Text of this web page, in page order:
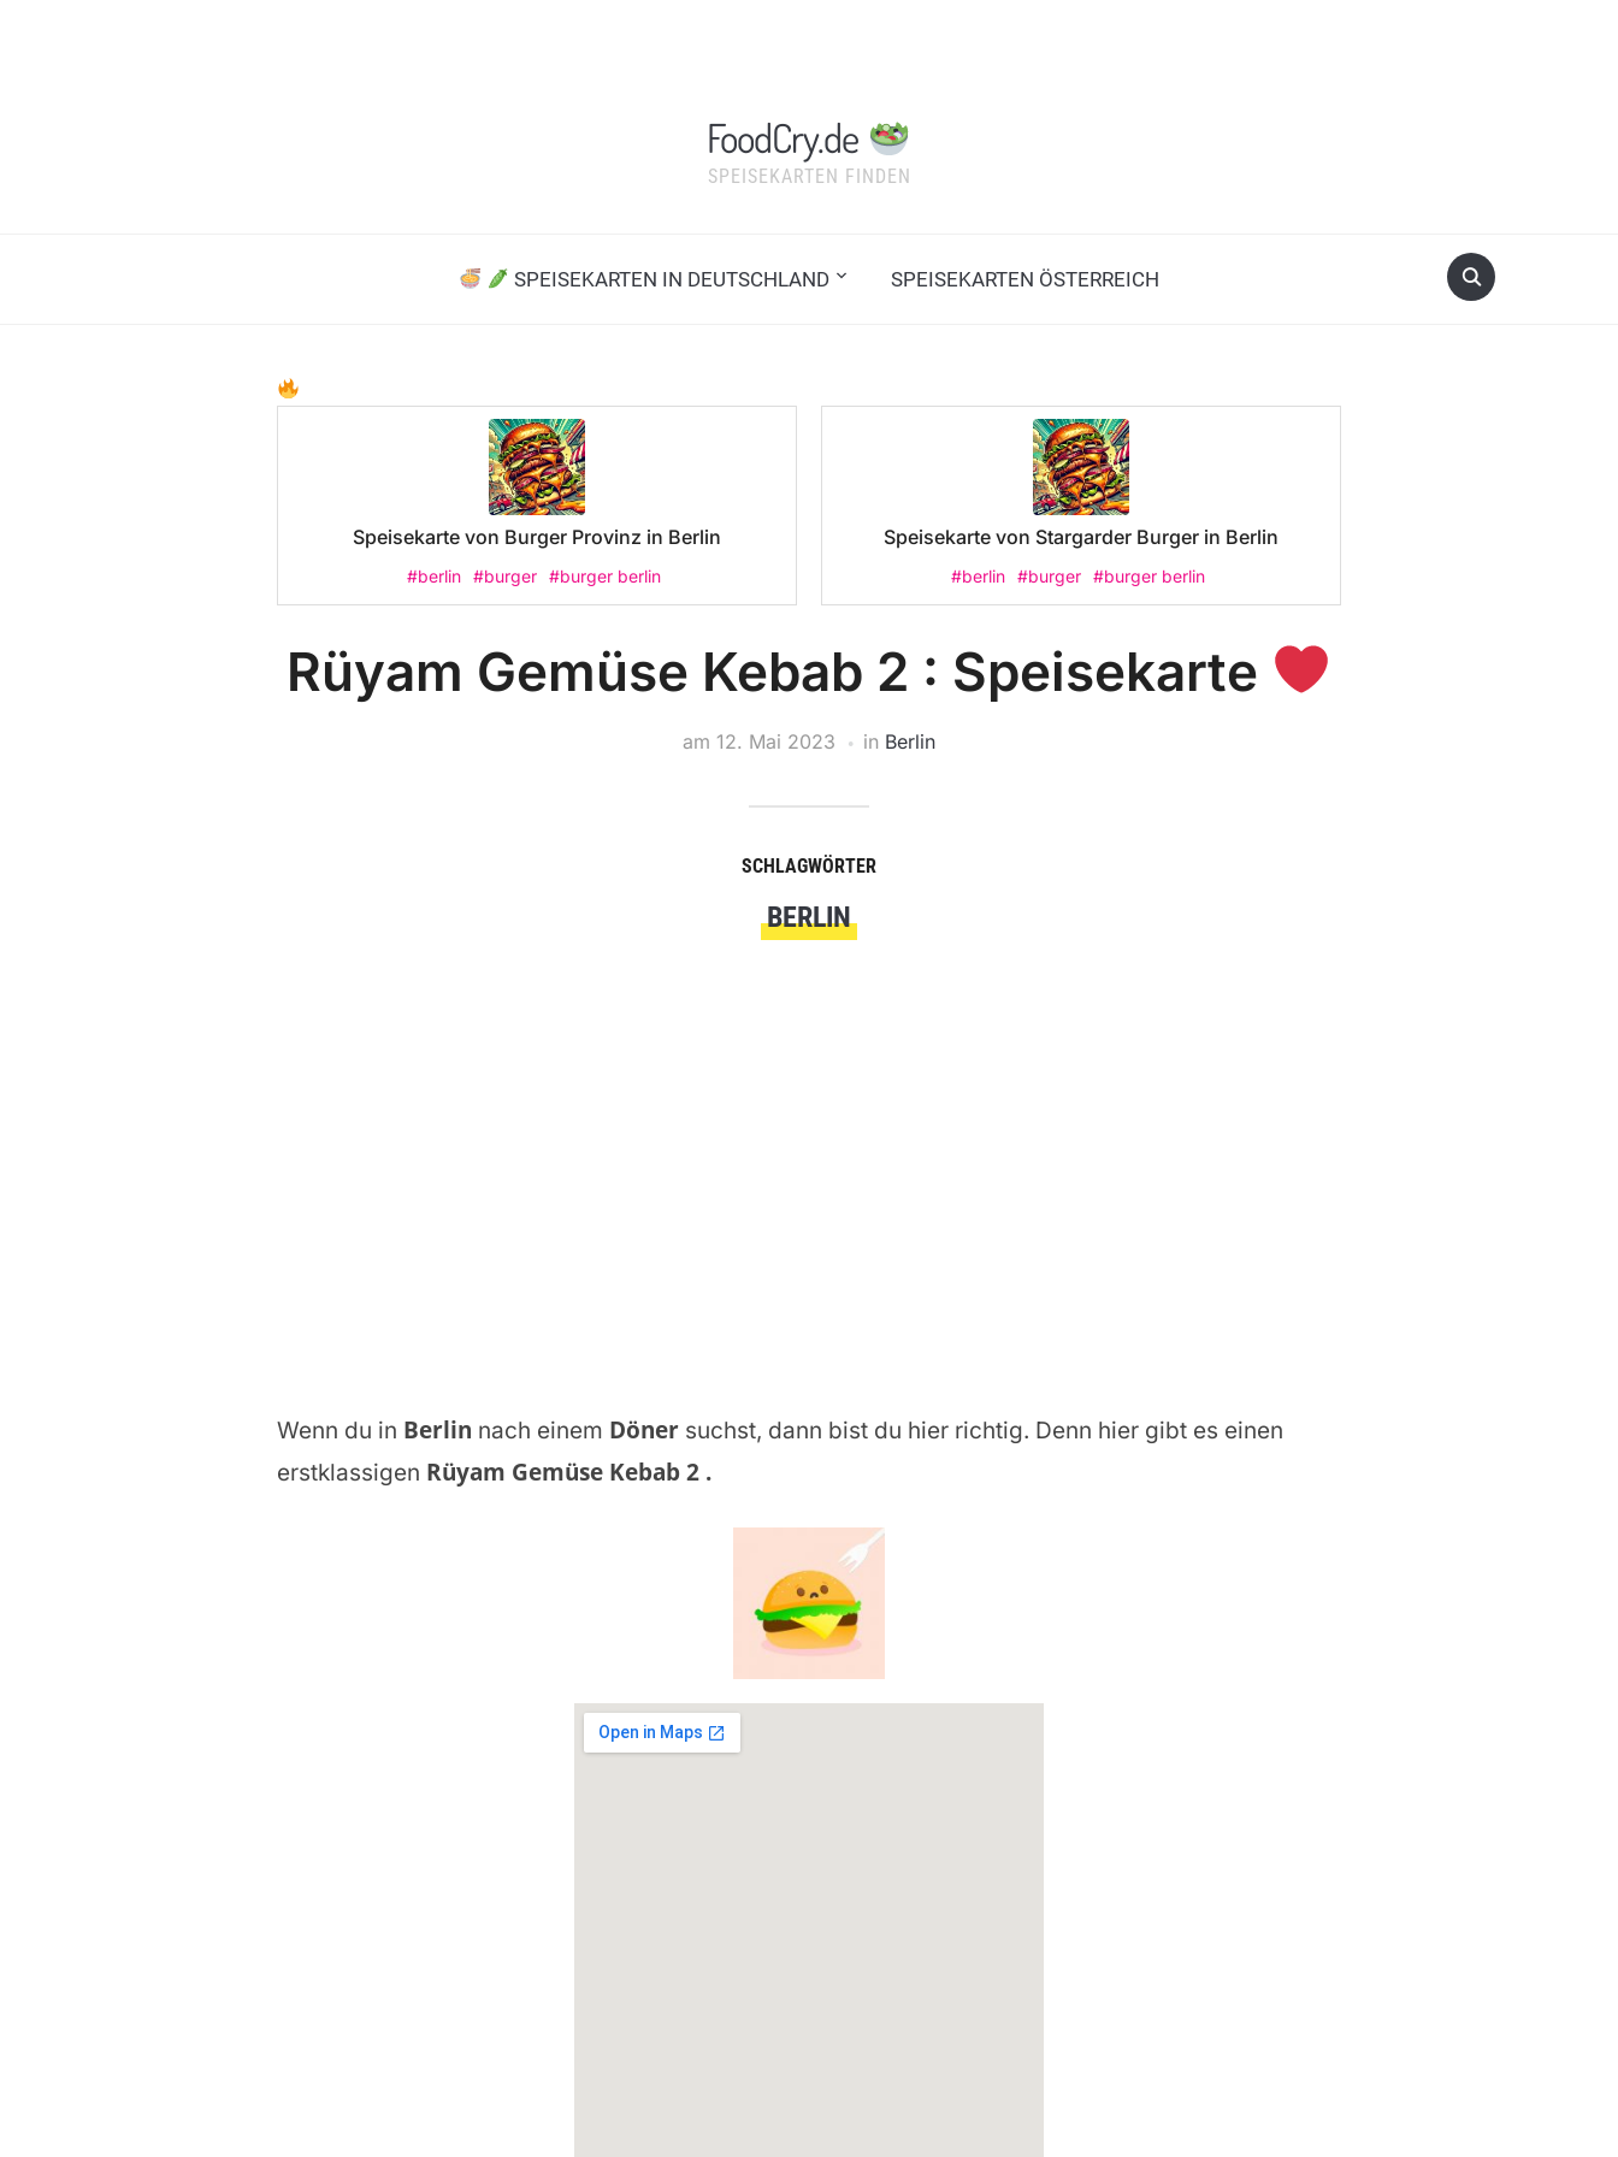
FoodCry.de
SPEISEKARTEN FINDEN
SPEISEKARTEN IN DEUTSCHLAND SPEISEKARTEN ÖSTERREICH
Speisekarte von Burger Provinz in Berlin
#berlin #burger #burger berlin
Speisekarte von Stargarder Burger in Berlin
#berlin #burger #burger berlin
Rüyam Gemüse Kebab 2 : Speisekarte
am 12. Mai 2023 in Berlin
SCHLAGWÖRTER
BERLIN
Wenn du in Berlin nach einem Döner suchst, dann bist du hier richtig. Denn hier gibt es einen
erstklassigen Rüyam Gemüse Kebab 2 .